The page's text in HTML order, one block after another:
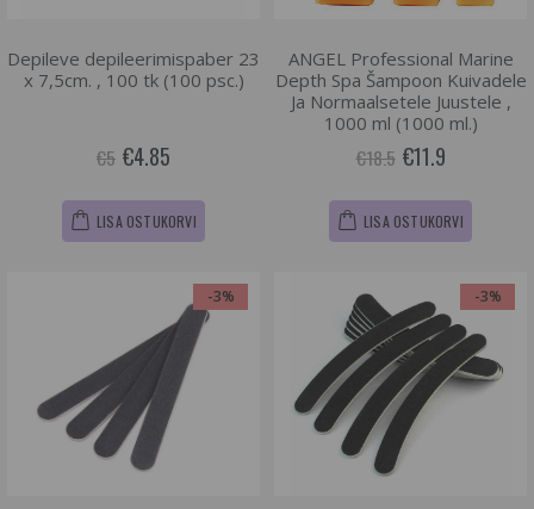
Depileve depileerimispaber 23
x 7,5cm. , 100 tk (100 psc.)
€5 €4.85
LISA OSTUKORVI
ANGEL Professional Marine
Depth Spa Šampoon Kuivadele
Ja Normaalsetele Juustele ,
1000 ml (1000 ml.)
€18.5 €11.9
LISA OSTUKORVI
-3% -3%